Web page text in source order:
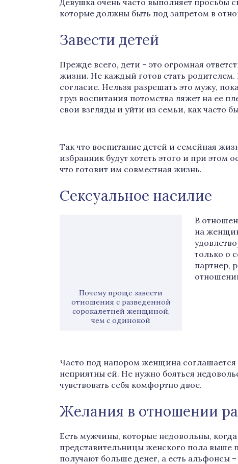
Девушка очень часто выполняет просьбы
которые должны быть под запретом в
Завести детей
Прежде всего, дети – это огромная
жизни. Не каждый готов стать
согласие. Нельзя разрешать это мужу,
груз воспитания потомства ляжет на ее
свои взгляды и уйти из семьи, как часто
Так что воспитание детей и семейная
избранник будут хотеть этого и при этом
что готовит им совместная жизнь.
Сексуальное насилие
Почему проще завести
отношения с разведенной
сорокалетней женщиной,
чем с одинокой
В
на
только о
партнер,
Часто под напором женщина
неприятны ей. Не нужно бояться
чувствовать себя комфортно двое.
Желания в отношении
Есть мужчины, которые недовольны, когда
представительницы женского пола выше
получают больше денег, а есть альфонсы